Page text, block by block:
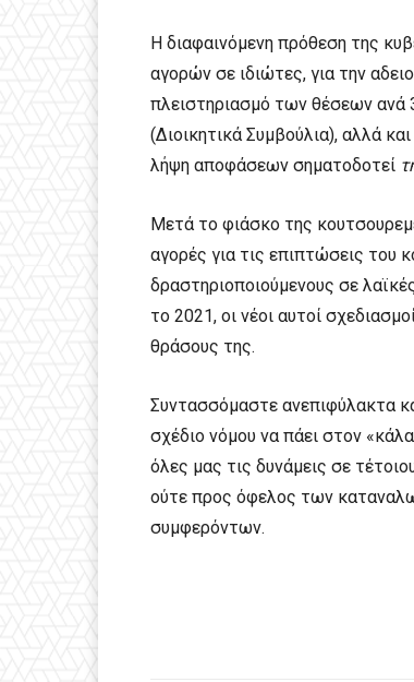
Η διαφαινόμενη πρόθεση της
αγορών σε ιδιώτες, για την
πλειστηριασμό των θέσεων
(Διοικητικά Συμβούλια), αλλά
λήψη αποφάσεων σηματοδοτεί
Μετά το φιάσκο της
αγορές για τις επιπτώσεις του
δραστηριοποιούμενους σε
το 2021, οι νέοι αυτοί
θράσους της.
Συντασσόμαστε ανεπιφύλακτα
σχέδιο νόμου να πάει στον
όλες μας τις δυνάμεις σε
ούτε προς όφελος των
συμφερόντων.